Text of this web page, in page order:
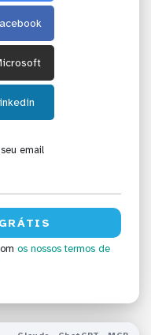
email
os nossos termos de